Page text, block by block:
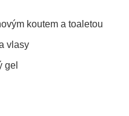
koutem a toaletou
vlasy
gel